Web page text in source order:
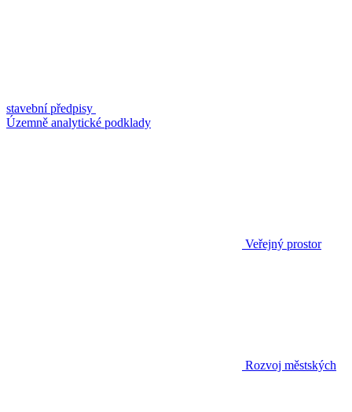
stavební předpisy
Územně analytické podklady
Veřejný prostor
Rozvoj městských